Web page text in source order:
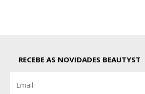
RECEBE AS NOVIDADES BEAUTYST